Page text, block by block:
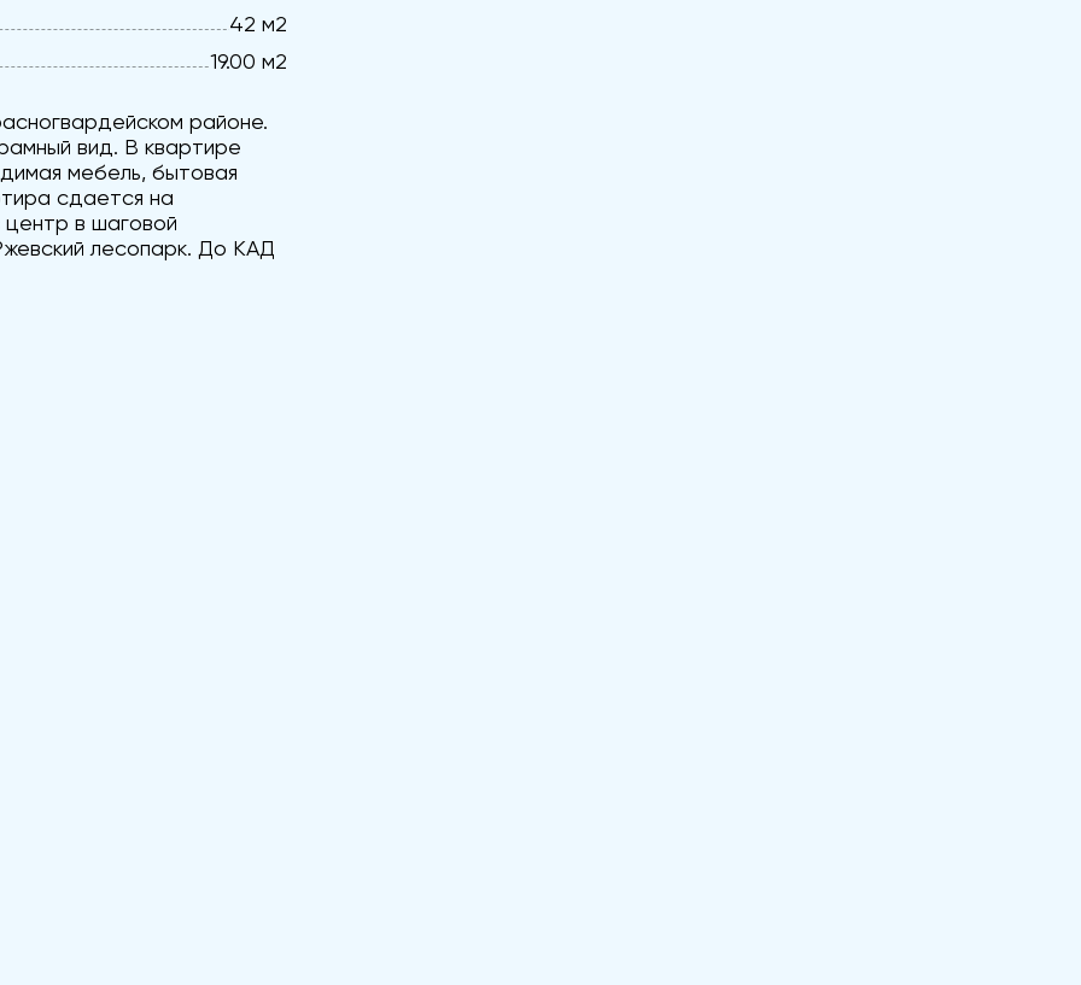
42 м2
19.00 м2
районе.
вид. В квартире
мебель, бытовая
сдается на
центр в шаговой
лесопарк. До КАД